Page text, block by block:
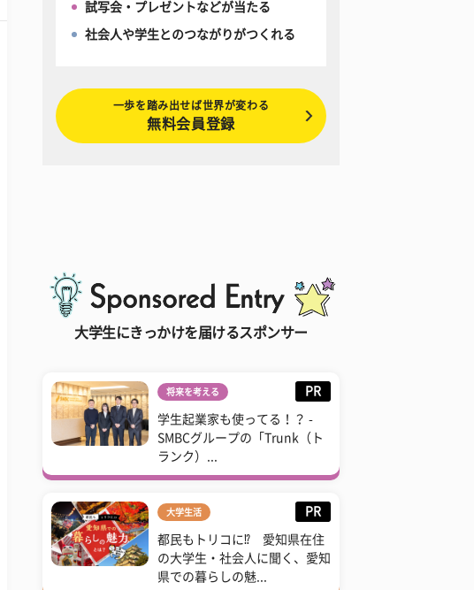
試写会・プレゼントなどが当たる
社会人や学生とのつながりがつくれる
一歩を踏み出せば世界が変わる
無料会員登録
大学生にきっかけを届けるスポンサー
将来を考える PR
学生起業家も使ってる！？ -
SMBCグループの「Trunk（ト
ランク）...
大学生活 PR
都民もトリコに⁉ 愛知県在住
の大学生・社会人に聞く、愛知
県での暮らしの魅...